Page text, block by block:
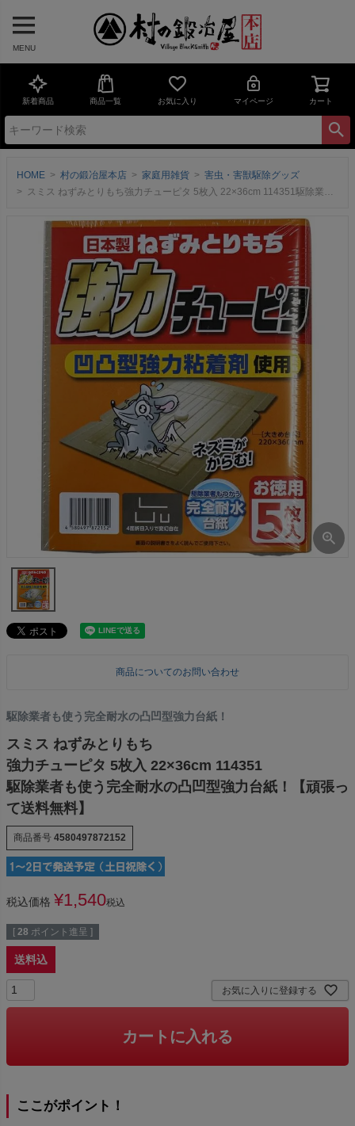
MENU
新着商品 商品一覧 お気に入り マイページ カート
HOME 村の鍛冶屋本店 家庭用雑貨
害虫・害獣駆除グッズ
スミス ねずみとりもち強力チューピタ 5枚入 22×36cm 114351駆除業者も使う完全耐水の凸凹型強力台紙！【頑張って送料無料】
商品についてのお問い合わせ
駆除業者も使う完全耐水の凸凹型強力台紙！
スミス ねずみとりもち
強力チューピタ 5枚入 22×36cm 114351
駆除業者も使う完全耐水の凸凹型強力台紙！【頑張っ
て送料無料】
商品番号 4580497872152
税込価格 ¥1,540税込
[ 28 ポイント進呈 ]
送料込
お気に入りに登録する
カートに入れる
ここがポイント！